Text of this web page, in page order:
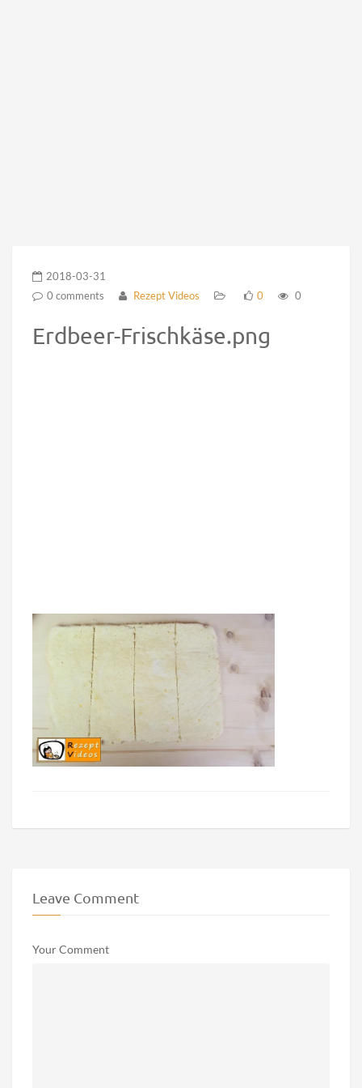
2018-03-31
0 comments
Rezept Videos 0 0
Erdbeer-Frischkäse.png
Leave Comment
Your Comment